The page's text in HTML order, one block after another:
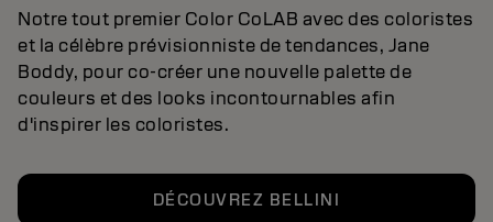
Notre tout premier Color CoLAB avec des coloristes
et la célèbre prévisionniste de tendances, Jane
Boddy, pour co-créer une nouvelle palette de
couleurs et des looks incontournables afin
d'inspirer les coloristes.
DÉCOUVREZ BELLINI